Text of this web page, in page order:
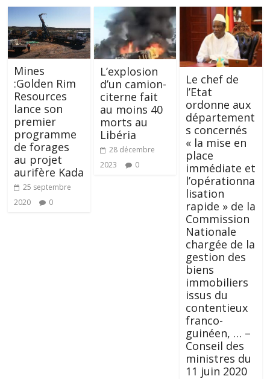
Mines
:Golden Rim
Resources
lance son
premier
programme
de forages
au projet
aurifère Kada
25 septembre
2020
0
L’explosion
d’un camion-
citerne fait
au moins 40
morts au
Libéria
28 décembre
2023
0
Le chef de
l’Etat
ordonne aux
département
s concernés
« la mise en
place
immédiate et
l’opérationna
lisation
rapide » de la
Commission
Nationale
chargée de la
gestion des
biens
immobiliers
issus du
contentieux
franco-
guinéen, … –
Conseil des
ministres du
11 juin 2020